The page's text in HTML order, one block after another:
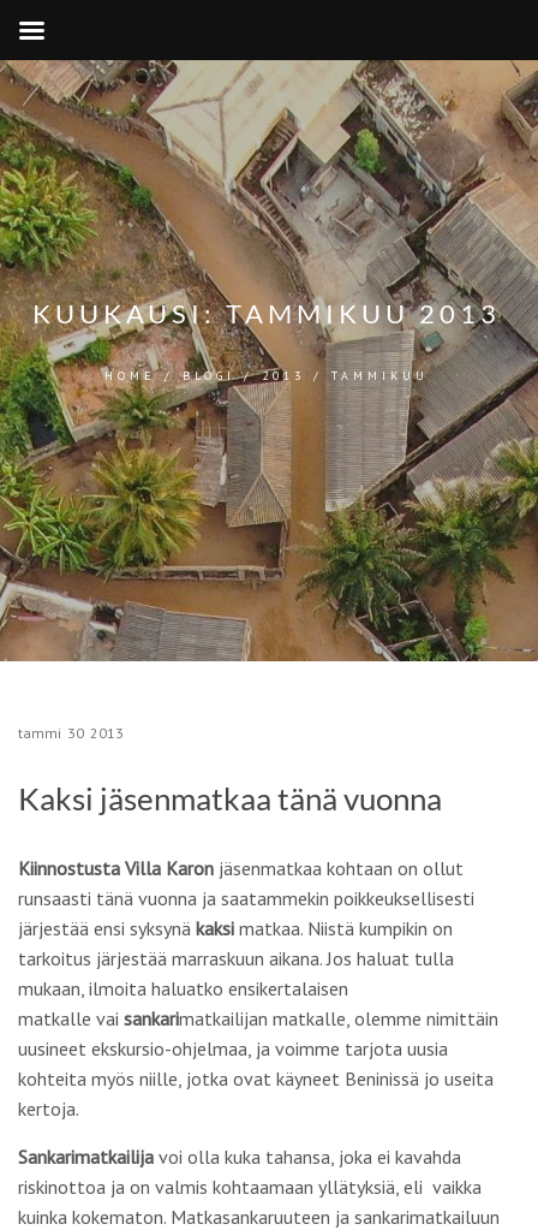
KUUKAUSI:TAMMIKUU 2013
HOME/BLOGI/2013 /TAMMIKUU
tammi 30 2013
Kaksi jäsenmatkaa tänä vuonna
Kiinnostusta Villa Karon jäsenmatkaa kohtaan on ollut
runsaasti tänä vuonna ja saatammekin poikkeuksellisesti
järjestää ensi syksynä kaksi matkaa. Niistä kumpikin on
tarkoitus järjestää marraskuun aikana. Jos haluat tulla
mukaan, ilmoita haluatko ensikertalaisen
matkalle vai sankarimatkailijan matkalle, olemme nimittäin
uusineet ekskursio-ohjelmaa, ja voimme tarjota uusia
kohteita myös niille, jotka ovat käyneet Beninissä jo useita
kertoja.
Sankarimatkailija voi olla kuka tahansa, joka ei kavahda
riskinottoa ja on valmis kohtaamaan yllätyksiä, eli vaikka
kuinka kokematon. Matkasankaruuteen ja sankarimatkailuun